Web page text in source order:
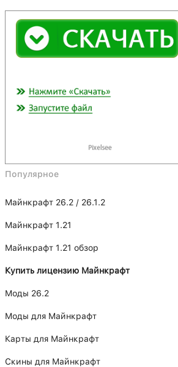
Популярное
Майнкрафт 26.2 / 26.1.2
Майнкрафт 1.21
Майнкрафт 1.21 обзор
Купить лицензию Майнкрафт
Моды 26.2
Моды для Майнкрафт
Карты для Майнкрафт
Скины для Майнкрафт